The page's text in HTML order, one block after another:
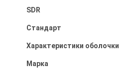
SDR
Стандарт
Характеристики оболочки
Марка